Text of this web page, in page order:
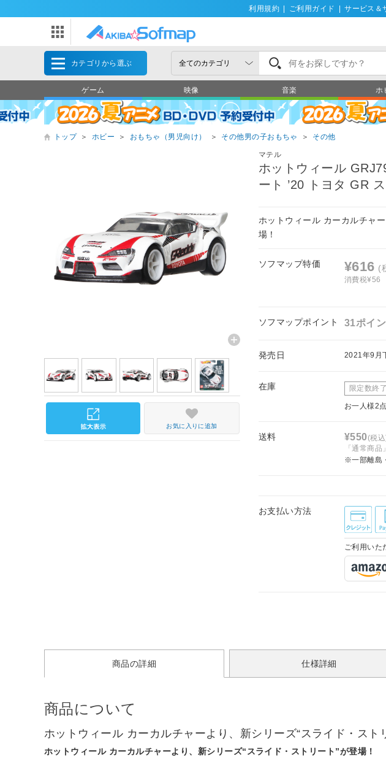
利用規約 ご利用ガイド サービス＆
カテゴリから選ぶ
ゲーム 映像 音楽 ホ
トップ ＞ ホビー ＞ おもちゃ（男児向け） ＞ その他男の子おもちゃ ＞ その他
マテル
ホットウィール
ート ’20 トヨタ GR
ホットウィール カーカルチャ
場！
ソフマップ特価 ¥616 (
消費税¥56
ソフマップポイント 31ポイ
発売日 2021年9月
在庫 限定数終了
お一人様2
送料 ¥550(税込
「通常商
※一部離島
お支払い方法
ご利用いた
お気に入りに追加
商品の詳細 仕様詳細
商品について
ホットウィール カーカルチャーより、新シリーズ“スライド・スト
ホットウィール カーカルチャーより、新シリーズ“スライド・ストリート”が登場！